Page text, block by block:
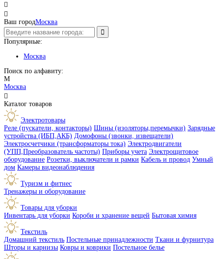


Ваш городМосква
Популярные:
Москва
Поиск по алфавиту:
М
Москва

Каталог товаров
Электротовары
Реле (пускатели, контакторы) Шины (изоляторы,перемычки) Зарядные
устройства (ИБП,АКБ) Домофоны (звонки, извещатели)
Электросчетчики (трансформаторы тока) Электродвигатели
(УПП,Преобразователь частоты) Приборы учета Электрощитовое
оборудование Розетки, выключатели и рамки Кабель и провод Умный
дом Камеры видеонаблюдения
Туризм и фитнес
Тренажеры и оборудование
Товары для уборки
Инвентарь для уборки Короби и хранение вещей Бытовая химия
Текстиль
Домашний текстиль Постельные принадлежности Ткани и фурнитура
Шторы и карнизы Ковры и коврики Постельное белье